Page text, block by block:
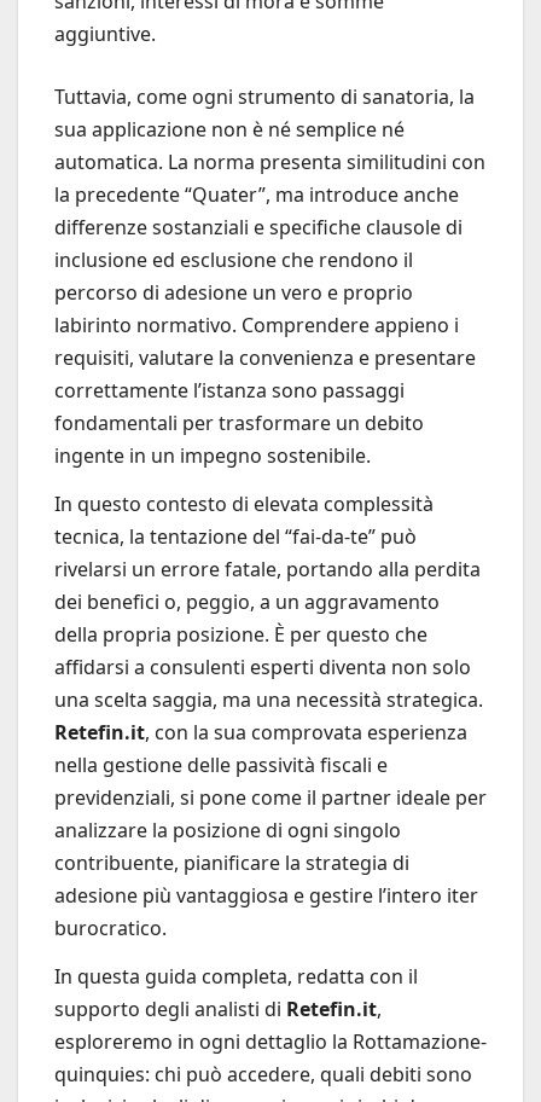
aggiuntive.
Tuttavia, come ogni strumento di sanatoria, la
sua applicazione non è né semplice né
automatica. La norma presenta similitudini con
la precedente “Quater”, ma introduce anche
differenze sostanziali e specifiche clausole di
inclusione ed esclusione che rendono il
percorso di adesione un vero e proprio
labirinto normativo. Comprendere appieno i
requisiti, valutare la convenienza e presentare
correttamente l’istanza sono passaggi
fondamentali per trasformare un debito
ingente in un impegno sostenibile.
In questo contesto di elevata complessità
tecnica, la tentazione del “fai-da-te” può
rivelarsi un errore fatale, portando alla perdita
dei benefici o, peggio, a un aggravamento
della propria posizione. È per questo che
affidarsi a consulenti esperti diventa non solo
una scelta saggia, ma una necessità strategica.
Retefin.it, con la sua comprovata esperienza
nella gestione delle passività fiscali e
previdenziali, si pone come il partner ideale per
analizzare la posizione di ogni singolo
contribuente, pianificare la strategia di
adesione più vantaggiosa e gestire l’intero iter
burocratico.
In questa guida completa, redatta con il
supporto degli analisti di Retefin.it,
esploreremo in ogni dettaglio la Rottamazione-
quinquies: chi può accedere, quali debiti sono